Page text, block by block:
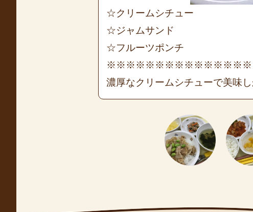
☆クリームシチュー
☆ジャムサンド
☆フルーツポンチ
濃厚なクリームシチューで美味し